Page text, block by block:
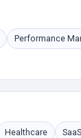
Performance
Healthcare SaaS